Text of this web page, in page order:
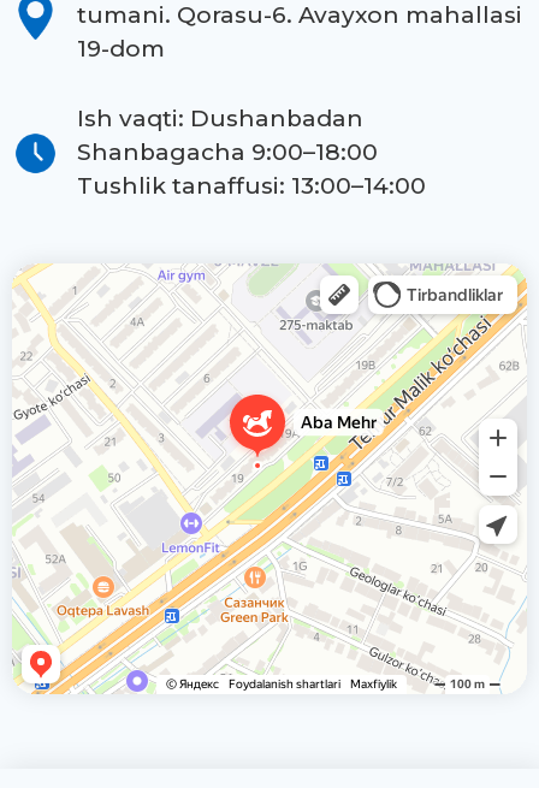
tumani. Qorasu-6. Avayxon mahallasi
19-dom
Ish vaqti: Dushanbadan
Shanbagacha 9:00–18:00
Tushlik tanaffusi: 13:00–14:00